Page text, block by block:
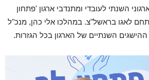
השנתי לעובדי ומתנדבי ארגון 'פתחון
לאגו בראשל"צ. במהלכו אלי כהן, מנכ"ל
ההישגים השנתיים של הארגון בכל הגזרות.